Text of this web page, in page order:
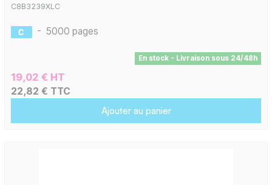
C8B3239XLC
- 5000 pages
En stock - Livraison sous 24/48h
19,02 € HT
22,82 € TTC
Ajouter au panier